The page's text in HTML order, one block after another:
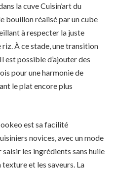
la cuve Cuisin’art du
bouillon réalisé par un cube
à respecter la juste
À ce stade, une transition
est possible d’ajouter des
pour une harmonie de
le plat encore plus
est sa facilité
novices, avec un mode
les ingrédients sans huile
et les saveurs. La